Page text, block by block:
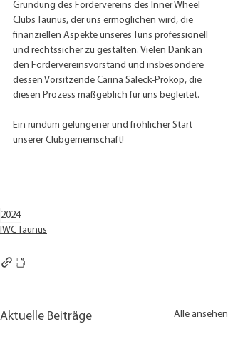
Gründung des Fördervereins des Inner Wheel
Clubs Taunus, der uns ermöglichen wird, die
finanziellen Aspekte unseres Tuns professionell
und rechtssicher zu gestalten. Vielen Dank an
den Fördervereinsvorstand und insbesondere
dessen Vorsitzende Carina Saleck-Prokop, die
diesen Prozess maßgeblich für uns begleitet.
Ein rundum gelungener und fröhlicher Start
unserer Clubgemeinschaft!
2024
IWC Taunus
Aktuelle Beiträge Alle ansehen